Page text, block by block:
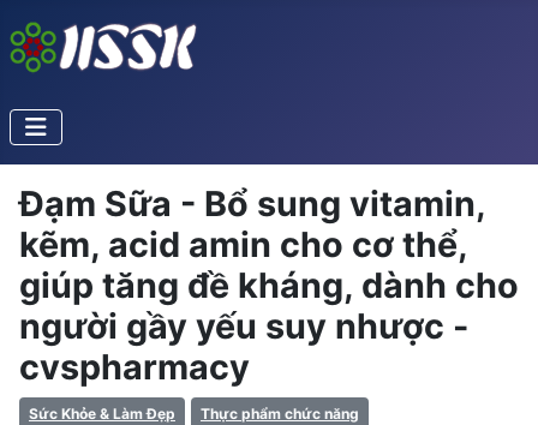
Đạm Sữa - Bổ sung vitamin,
kẽm, acid amin cho cơ thể,
giúp tăng đề kháng, dành cho
người gầy yếu suy nhược -
cvspharmacy
Sức Khỏe & Làm Đẹp
Thực phẩm chức năng